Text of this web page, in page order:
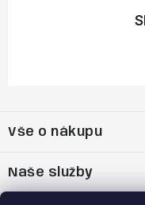
p
t
Vše o nákupu
Naše služby